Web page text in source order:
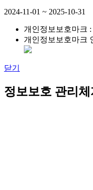
2024-11-01 ~ 2025-10-31
개인정보보호마크 :
개인정보보호마크
닫기
정보보호 관리체